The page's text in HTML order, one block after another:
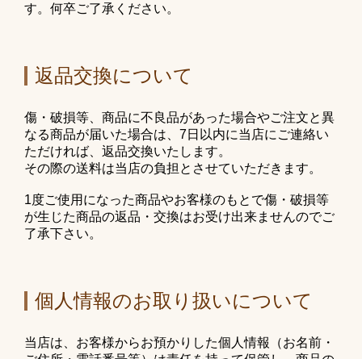
す。何卒ご了承ください。
返品交換について
傷・破損等、商品に不良品があった場合やご注文と異
なる商品が届いた場合は、7日以内に当店にご連絡い
ただければ、返品交換いたします。
その際の送料は当店の負担とさせていただきます。
1度ご使用になった商品やお客様のもとで傷・破損等
が生じた商品の返品・交換はお受け出来ませんのでご
了承下さい。
個人情報のお取り扱いについて
当店は、お客様からお預かりした個人情報（お名前・